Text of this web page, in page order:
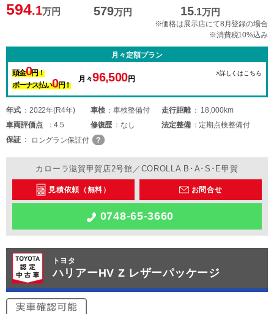
594.1万円 579万円 15.1万円
※価格は展示店にて8月登録の場合
※消費税10%込み
月々定額プラン
頭金0円！
ボーナス払い0円！
月々96,500円
>詳しくはこちら
年式 2022年(R4年) 車検 車検整備付 走行距離
18,000km
車両評価点 4.5 修復歴 なし 法定整備
定期点検整備付
保証
ロングラン保証付
カローラ滋賀甲賀店2号館／COROLLA B･A･S･E甲賀
見積依頼（無料） お問合せ
0748-65-3660
トヨタ
ハリアーHV Z レザーパッケージ